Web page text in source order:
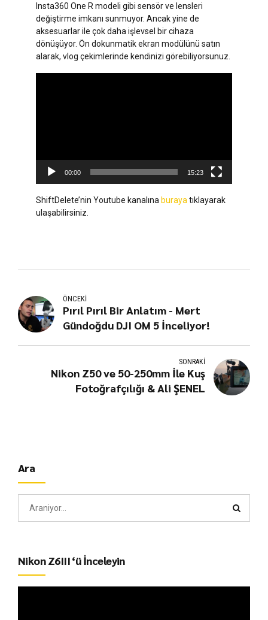
Insta360 One R modeli gibi sensör ve lensleri
değiştirme imkanı sunmuyor. Ancak yine de
aksesuarlar ile çok daha işlevsel bir cihaza
dönüşüyor. Ön dokunmatik ekran modülünü satın
alarak, vlog çekimlerinde kendinizi görebiliyorsunuz.
00:00 15:23
ShiftDelete’nin Youtube kanalına burayatıklayarak
ulaşabilirsiniz.
ÖNCEKI
Pırıl Pırıl Bir Anlatım - Mert
Gündoğdu DJI OM 5 İnceliyor!
SONRAKI
Nikon Z50 ve 50-250mm İle Kuş
Fotoğrafçılığı & Ali ŞENEL
Ara
Nikon Z6III ‘ü İnceleyin